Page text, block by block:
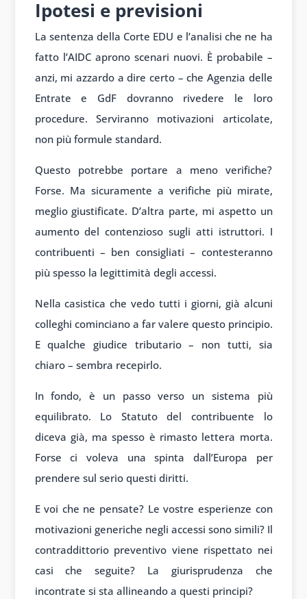
Ipotesi e previsioni
La sentenza della Corte EDU e l’analisi che ne ha
fatto l’AIDC aprono scenari nuovi. È probabile –
anzi, mi azzardo a dire certo – che Agenzia delle
Entrate e GdF dovranno rivedere le loro
procedure. Serviranno motivazioni articolate,
non più formule standard.
Questo potrebbe portare a meno verifiche?
Forse. Ma sicuramente a verifiche più mirate,
meglio giustificate. D’altra parte, mi aspetto un
aumento del contenzioso sugli atti istruttori. I
contribuenti – ben consigliati – contesteranno
più spesso la legittimità degli accessi.
Nella casistica che vedo tutti i giorni, già alcuni
colleghi cominciano a far valere questo principio.
E qualche giudice tributario – non tutti, sia
chiaro – sembra recepirlo.
In fondo, è un passo verso un sistema più
equilibrato. Lo Statuto del contribuente lo
diceva già, ma spesso è rimasto lettera morta.
Forse ci voleva una spinta dall’Europa per
prendere sul serio questi diritti.
E voi che ne pensate? Le vostre esperienze con
motivazioni generiche negli accessi sono simili? Il
contraddittorio preventivo viene rispettato nei
casi che seguite? La giurisprudenza che
incontrate si sta allineando a questi principi?